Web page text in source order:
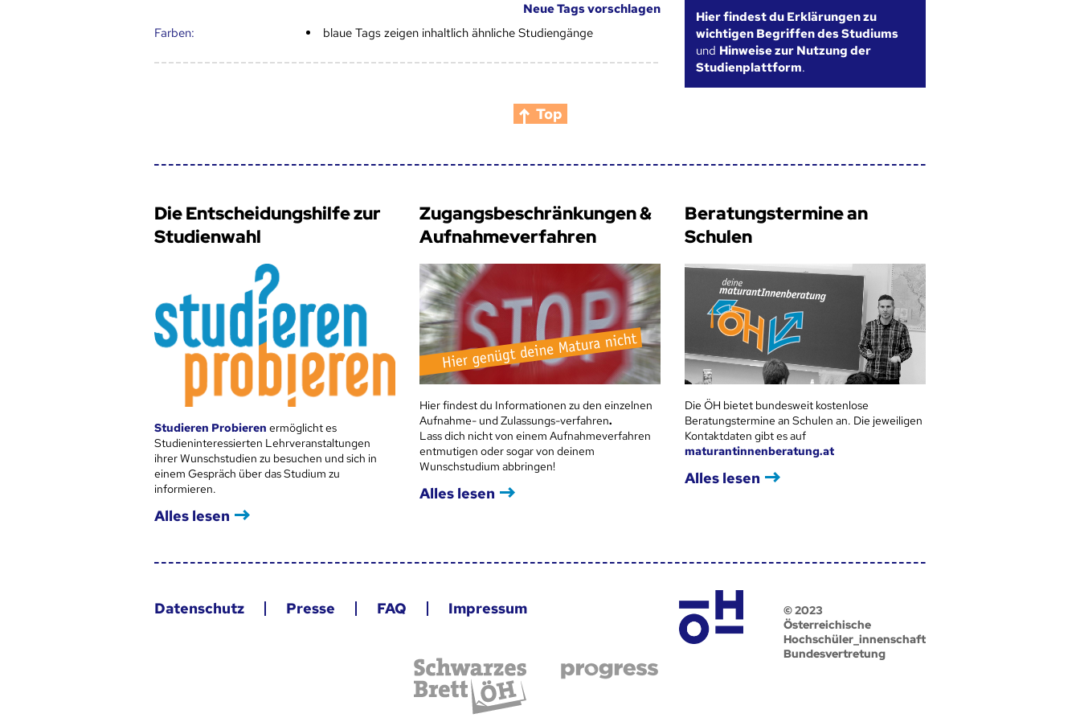
Neue Tags vorschlagen
Farben:
blaue Tags zeigen inhaltlich ähnliche Studiengänge
Hier findest du Erklärungen zu
wichtigen Begriffen des Studiums
und Hinweise zur Nutzung der
Studienplattform.
Top
Die Entscheidungshilfe zur
Studienwahl
Studieren Probieren ermöglicht es
Studieninteressierten Lehrveranstaltungen
ihrer Wunschstudien zu besuchen und sich in
einem Gespräch über das Studium zu
informieren.
Alles lesen
Zugangsbeschränkungen &
Aufnahmeverfahren
Hier findest du Informationen zu den einzelnen
Aufnahme- und Zulassungs-verfahren.
Lass dich nicht von einem Aufnahmeverfahren
entmutigen oder sogar von deinem
Wunschstudium abbringen!
Alles lesen
Beratungstermine an
Schulen
Die ÖH bietet bundesweit kostenlose
Beratungstermine an Schulen an. Die jeweiligen
Kontaktdaten gibt es auf
maturantinnenberatung.at
Alles lesen
Datenschutz Presse FAQ Impressum
© 2023
Österreichische
Hochschüler_innenschaft
Bundesvertretung